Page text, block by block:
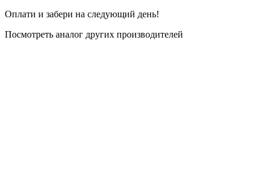
Оплати и забери на следующий день!
Посмотреть аналог других производителей